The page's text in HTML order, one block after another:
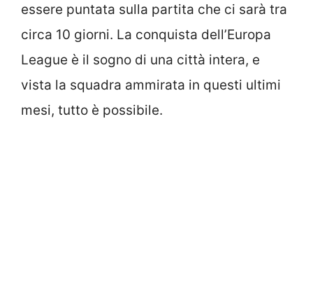
essere puntata sulla partita che ci sarà tra
circa 10 giorni. La conquista dell’Europa
League è il sogno di una città intera, e
vista la squadra ammirata in questi ultimi
mesi, tutto è possibile.